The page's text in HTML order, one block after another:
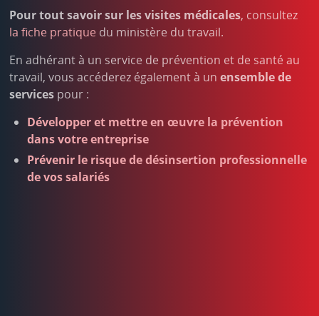
Pour tout savoir sur les visites médicales, consultez
la fiche pratique du ministère du travail.
En adhérant à un service de prévention et de santé au
travail, vous accéderez également à unensemble de
services pour :
Développer et mettre en œuvre la prévention
dans votre entreprise
Prévenir le risque de désinsertion professionnelle
de vos salariés